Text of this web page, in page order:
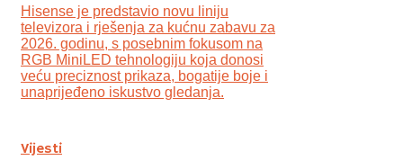
Hisense je predstavio novu liniju
televizora i rješenja za kućnu zabavu za
2026. godinu, s posebnim fokusom na
RGB MiniLED tehnologiju koja donosi
veću preciznost prikaza, bogatije boje i
unaprijeđeno iskustvo gledanja.
Vijesti